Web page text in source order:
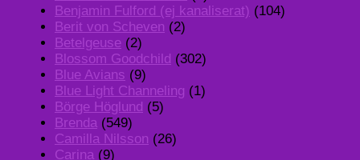
Benjamin Fulford (ej kanaliserat) (104)
Berit von Scheven (2)
Betelgeuse (2)
Blossom Goodchild (302)
Blue Avians (9)
Blue Light Channeling (1)
Börge Höglund (5)
Brenda (549)
Camilla Nilsson (26)
Carina (9)